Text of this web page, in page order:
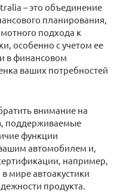
– это объединение
планирования,
подхода к
особенно с учетом ее
в финансовом
ваших потребностей
внимание на
поддерживаемые
функции
автомобилем и,
например,
мире автоакустики
продукта.